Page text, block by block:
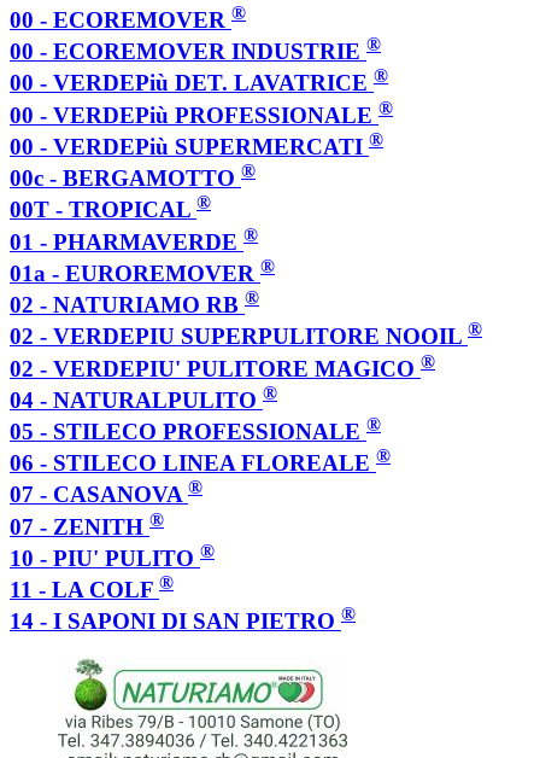
00 - ECOREMOVER ®
00 - ECOREMOVER INDUSTRIE ®
00 - VERDEPiù DET. LAVATRICE ®
00 - VERDEPiù PROFESSIONALE ®
00 - VERDEPiù SUPERMERCATI ®
00c - BERGAMOTTO ®
00T - TROPICAL ®
01 - PHARMAVERDE ®
01a - EUROREMOVER ®
02 - NATURIAMO RB ®
02 - VERDEPIU SUPERPULITORE NOOIL ®
02 - VERDEPIU' PULITORE MAGICO ®
04 - NATURALPULITO ®
05 - STILECO PROFESSIONALE ®
06 - STILECO LINEA FLOREALE ®
07 - CASANOVA ®
07 - ZENITH ®
10 - PIU' PULITO ®
11 - LA COLF ®
14 - I SAPONI DI SAN PIETRO ®